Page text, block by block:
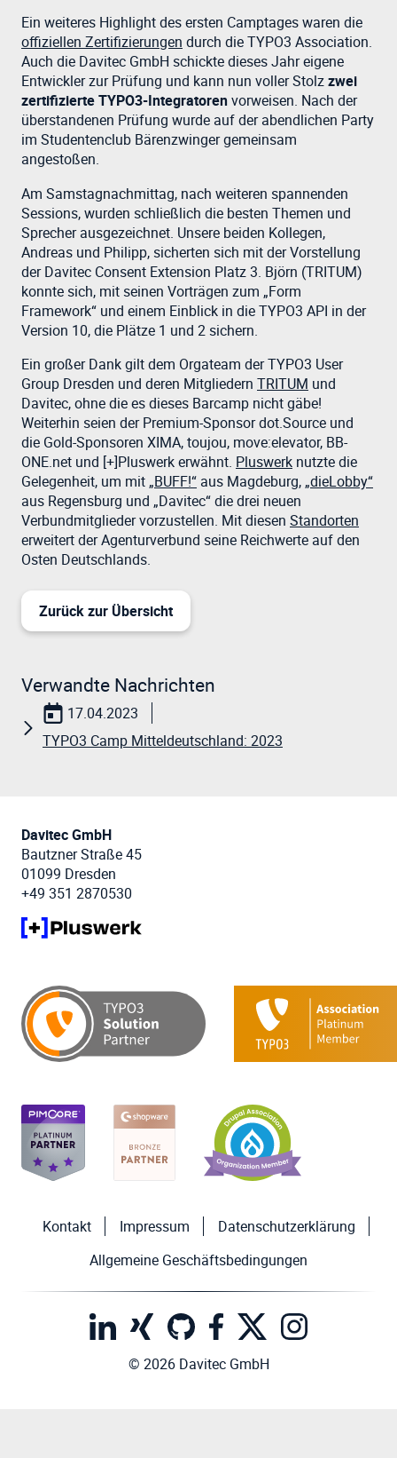
Ein weiteres Highlight des ersten Camptages waren die
offiziellen Zertifizierungen durch die TYPO3 Association.
Auch die Davitec GmbH schickte dieses Jahr eigene
Entwickler zur Prüfung und kann nun voller Stolzzwei
zertifizierte TYPO3-Integratorenvorweisen. Nach der
überstandenen Prüfung wurde auf der abendlichen Party
im Studentenclub Bärenzwinger gemeinsam
angestoßen.
Am Samstagnachmittag, nach weiteren spannenden
Sessions, wurden schließlich die besten Themen und
Sprecher ausgezeichnet. Unsere beiden Kollegen,
Andreas und Philipp, sicherten sich mit der Vorstellung
der Davitec Consent Extension Platz 3. Björn (TRITUM)
konnte sich, mit seinen Vorträgen zum „Form
Framework“ und einem Einblick in die TYPO3 API in der
Version 10, die Plätze 1 und 2 sichern.
Ein großer Dank gilt dem Orgateam der TYPO3 User
Group Dresden und deren Mitgliedern TRITUM und
Davitec, ohne die es dieses Barcamp nicht gäbe!
Weiterhin seien der Premium-Sponsor dot.Source und
die Gold-Sponsoren XIMA, toujou, move:elevator, BB-
ONE.net und [+]Pluswerk erwähnt. Pluswerk nutzte die
Gelegenheit, um mit „BUFF!“ aus Magdeburg, „dieLobby“
aus Regensburg und „Davitec“ die drei neuen
Verbundmitglieder vorzustellen. Mit diesen Standorten
erweitert der Agenturverbund seine Reichwerte auf den
Osten Deutschlands.
Zurück zur Übersicht
Verwandte Nachrichten
17.04.2023
TYPO3 Camp Mitteldeutschland: 2023
Davitec GmbH
Bautzner Straße 45
01099 Dresden
+49 351 2870530
Kontakt Impressum
Datenschutzerklärung
Allgemeine Geschäftsbedingungen
© 2026 Davitec GmbH